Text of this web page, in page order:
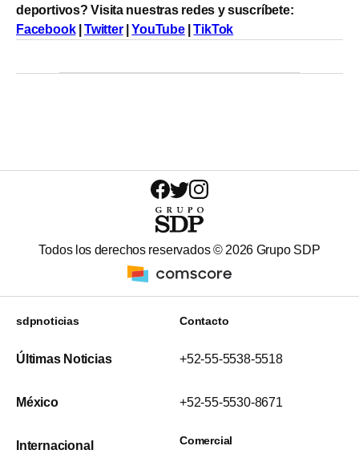
deportivos? Visita nuestras redes y suscríbete:
Facebook|Twitter| YouTube|TikTok
Todos los derechos reservados © 2026 Grupo SDP
sdpnoticias
Últimas Noticias
México
Internacional
Contacto
+52-55-5538-5518
+52-55-5530-8671
Comercial